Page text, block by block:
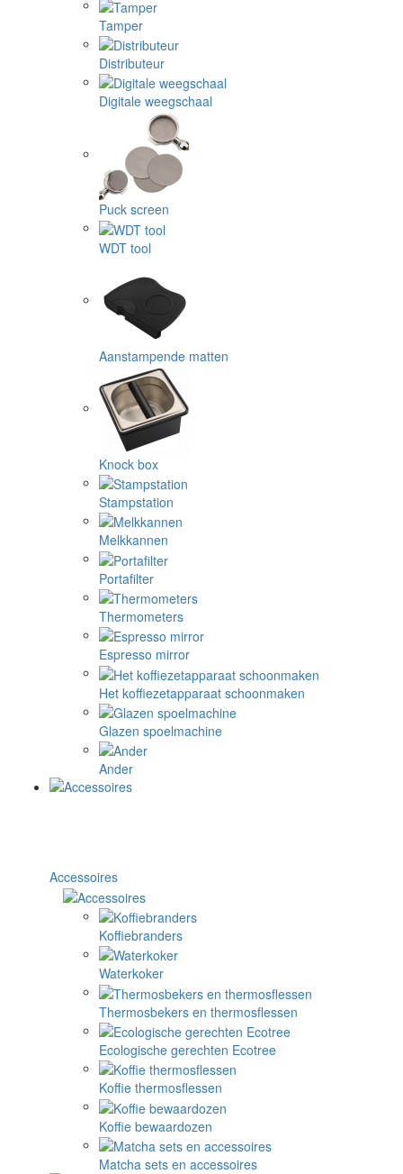
Tamper
Distributeur
Digitale weegschaal
Puck screen
WDT tool
Aanstampende matten
Knock box
Stampstation
Melkkannen
Portafilter
Thermometers
Espresso mirror
Het koffiezetapparaat schoonmaken
Glazen spoelmachine
Ander
Accessoires
Koffiebranders
Waterkoker
Thermosbekers en thermosflessen
Ecologische gerechten Ecotree
Koffie thermosflessen
Koffie bewaardozen
Matcha sets en accessoires